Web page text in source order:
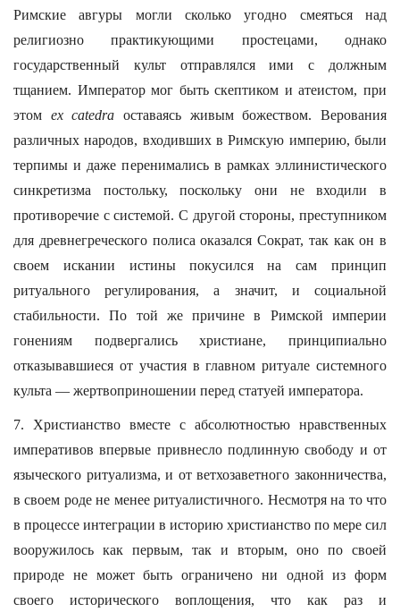
Римские авгуры могли сколько угодно смеяться над
религиозно практикующими простецами, однако
государственный культ отправлялся ими с должным
тщанием. Император мог быть скептиком и атеистом, при
этом ex catedra оставаясь живым божеством. Верования
различных народов, входивших в Римскую империю, были
терпимы и даже перенимались в рамках эллинистического
синкретизма постольку, поскольку они не входили в
противоречие с системой. С другой стороны, преступником
для древнегреческого полиса оказался Сократ, так как он в
своем искании истины покусился на сам принцип
ритуального регулирования, а значит, и социальной
стабильности. По той же причине в Римской империи
гонениям подвергались христиане, принципиально
отказывавшиеся от участия в главном ритуале системного
культа — жертвоприношении перед статуей императора.
7. Христианство вместе с абсолютностью нравственных
императивов впервые привнесло подлинную свободу и от
языческого ритуализма, и от ветхозаветного законничества,
в своем роде не менее ритуалистичного. Несмотря на то что
в процессе интеграции в историю христианство по мере сил
вооружилось как первым, так и вторым, оно по своей
природе не может быть ограничено ни одной из форм
своего исторического воплощения, что как раз и